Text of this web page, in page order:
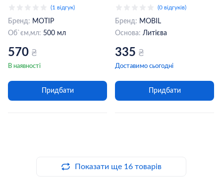
(1 відгук)
Бренд: MOTIP
Об`єм,мл: 500 мл
570 ₴
В наявності
Придбати
GREASE XHP 222 / 0,4 кг
(XHP222 0.39KG)
(0 відгуків)
Бренд: MOBIL
Основа: Литієва
335 ₴
Доставимо сьогодні
Придбати
Показати ще 16 товарів